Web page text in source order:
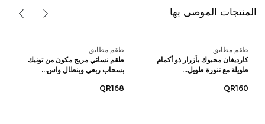
المنتجات الموصى بها
طقم مطابق
كارديغان محبوك بأزرار ذو أكمام
طويلة مع تنورة طويل...
QR160
طقم مطابق
طقم نسائي مريح مكون من تونيك
بسحاب ربعي وبنطال واس...
QR168